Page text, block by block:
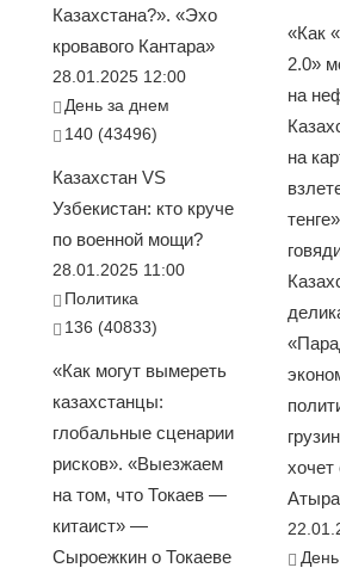
Казахстана?». «Эхо
кровавого Кантара»
28.01.2025 12:00
День за днем
140 (43496)
Казахстан VS
Узбекистан: кто круче
по военной мощи?
28.01.2025 11:00
Политика
136 (40833)
«Как могут вымереть
казахстанцы:
глобальные сценарии
рисков». «Выезжаем
на том, что Токаев —
китаист» —
Сыроежкин о Токаеве
«Как
2.0»
на
на
хочет